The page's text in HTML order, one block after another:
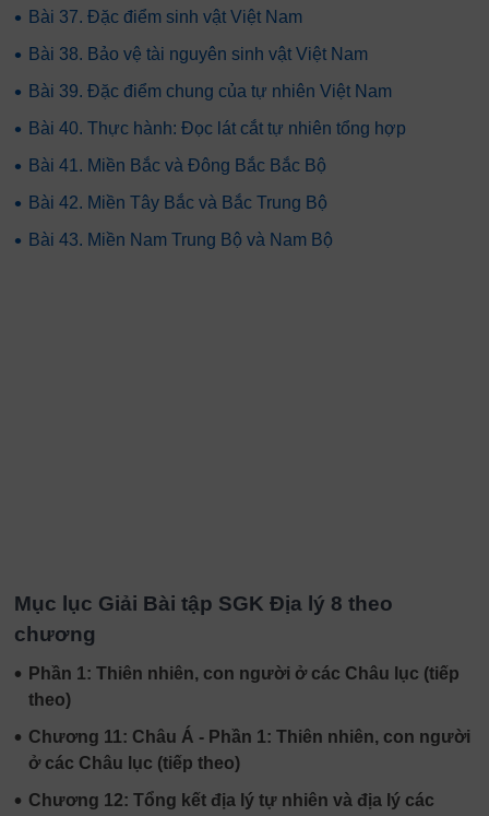
• Bài 37. Đặc điểm sinh vật Việt Nam
• Bài 38. Bảo vệ tài nguyên sinh vật Việt Nam
• Bài 39. Đặc điểm chung của tự nhiên Việt Nam
• Bài 40. Thực hành: Đọc lát cắt tự nhiên tổng hợp
• Bài 41. Miền Bắc và Đông Bắc Bắc Bộ
• Bài 42. Miền Tây Bắc và Bắc Trung Bộ
• Bài 43. Miền Nam Trung Bộ và Nam Bộ
Mục lục Giải Bài tập SGK Địa lý 8 theo
chương
• Phần 1: Thiên nhiên, con người ở các Châu lục (tiếp
theo)
• Chương 11: Châu Á - Phần 1: Thiên nhiên, con người
ở các Châu lục (tiếp theo)
• Chương 12: Tổng kết địa lý tự nhiên và địa lý các